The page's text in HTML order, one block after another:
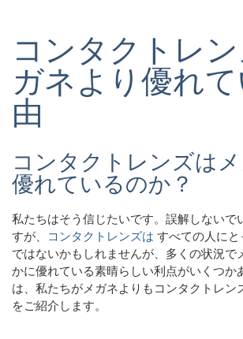
コンタクトレ
ガネより優れ
由
コンタクトレンズは
優れているのか？
私たちはそう信じたいです。誤解しないで
すが、 コンタクトレンズは すべての人に
ではないかもしれませんが、多くの状況で
かに優れている素晴らしい利点がいくつか
は、私たちがメガネよりもコンタクトレン
をご紹介します。